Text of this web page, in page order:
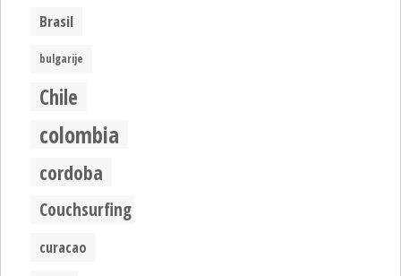
Brasil
bulgarije
Chile
colombia
cordoba
Couchsurfing
curacao